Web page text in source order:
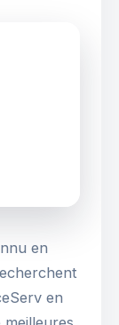
en
en